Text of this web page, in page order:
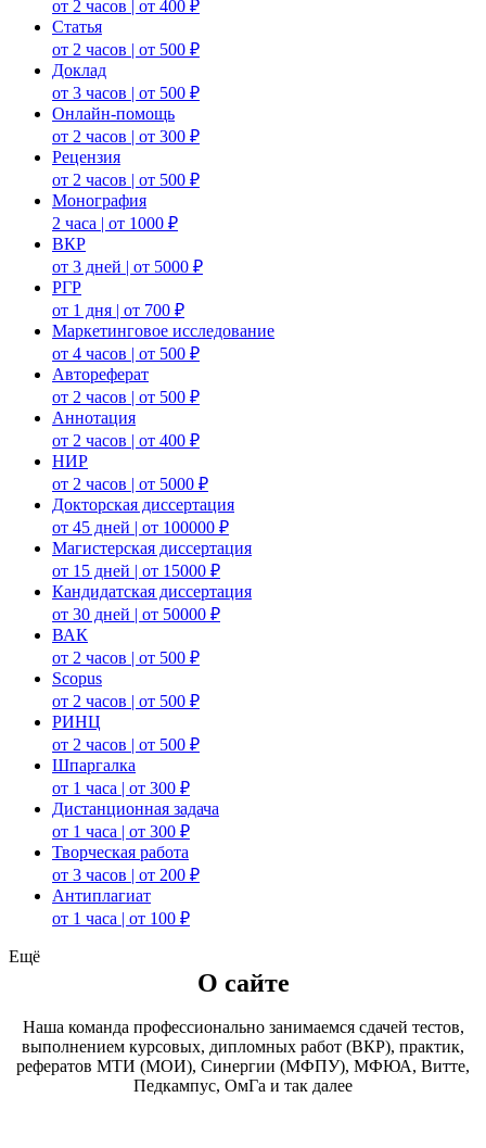
от 2 часов | от 400 ₽
Статья
от 2 часов | от 500 ₽
Доклад
от 3 часов | от 500 ₽
Онлайн-помощь
от 2 часов | от 300 ₽
Рецензия
от 2 часов | от 500 ₽
Монография
2 часа | от 1000 ₽
ВКР
от 3 дней | от 5000 ₽
РГР
от 1 дня | от 700 ₽
Маркетинговое исследование
от 4 часов | от 500 ₽
Автореферат
от 2 часов | от 500 ₽
Аннотация
от 2 часов | от 400 ₽
НИР
от 2 часов | от 5000 ₽
Докторская диссертация
от 45 дней | от 100000 ₽
Магистерская диссертация
от 15 дней | от 15000 ₽
Кандидатская диссертация
от 30 дней | от 50000 ₽
ВАК
от 2 часов | от 500 ₽
Scopus
от 2 часов | от 500 ₽
РИНЦ
от 2 часов | от 500 ₽
Шпаргалка
от 1 часа | от 300 ₽
Дистанционная задача
от 1 часа | от 300 ₽
Творческая работа
от 3 часов | от 200 ₽
Антиплагиат
от 1 часа | от 100 ₽
Ещё
О сайте
Наша команда профессионально занимаемся сдачей тестов,
выполнением курсовых, дипломных работ (ВКР), практик,
рефератов МТИ (МОИ), Синергии (МФПУ), МФЮА, Витте,
Педкампус, ОмГа и так далее